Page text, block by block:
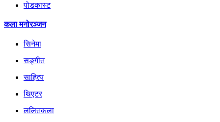
पोडकास्ट
कला मनोरञ्जन
सिनेमा
सङ्गीत
साहित्य
थिएटर
ललितकला